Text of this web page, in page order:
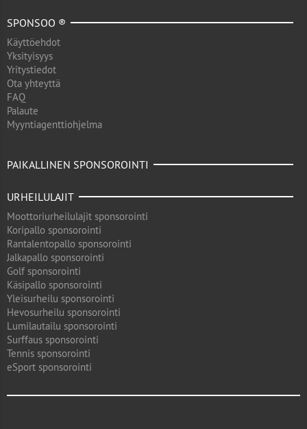
SPONSOO ®
Käyttöehdot
Yksityisyys
Yritystiedot
Ota yhteyttä
FAQ
Palaute
Myyntiagenttiohjelma
PAIKALLINEN SPONSOROINTI
URHEILULAJIT
Moottoriurheilulajit sponsorointi
Koripallo sponsorointi
Rantalentopallo sponsorointi
Jalkapallo sponsorointi
Golf sponsorointi
Käsipallo sponsorointi
Yleisurheilu sponsorointi
Hevosurheilu sponsorointi
Lumilautailu sponsorointi
Surffaus sponsorointi
Tennis sponsorointi
eSport sponsorointi